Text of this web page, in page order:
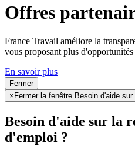
Offres
France Travail améliore la
vous proposant plus
En savoir plus
Fermer
× Fermer la fenêtre Besoin d'aide
Besoin d'aide sur la
d'emploi ?